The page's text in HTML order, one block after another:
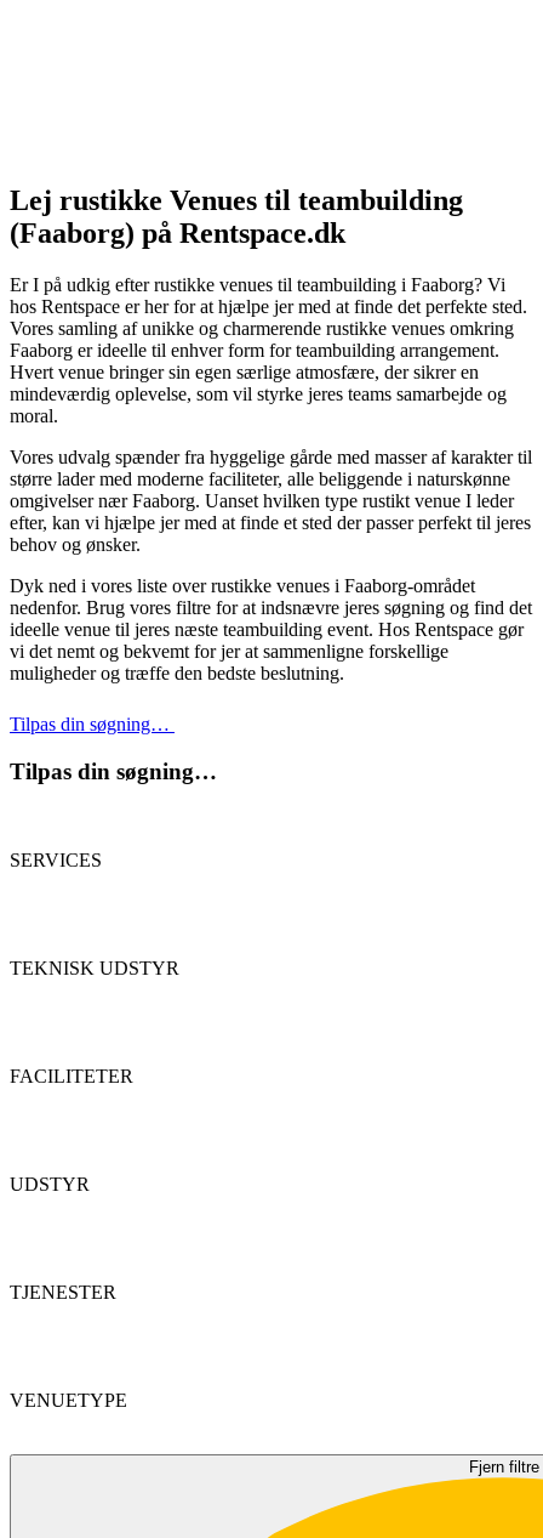
Lej rustikke Venues til teambuilding
(Faaborg) på Rentspace.dk
Er I på udkig efter rustikke venues til teambuilding i Faaborg? Vi
hos Rentspace er her for at hjælpe jer med at finde det perfekte sted.
Vores samling af unikke og charmerende rustikke venues omkring
Faaborg er ideelle til enhver form for teambuilding arrangement.
Hvert venue bringer sin egen særlige atmosfære, der sikrer en
mindeværdig oplevelse, som vil styrke jeres teams samarbejde og
moral.
Vores udvalg spænder fra hyggelige gårde med masser af karakter til
større lader med moderne faciliteter, alle beliggende i naturskønne
omgivelser nær Faaborg. Uanset hvilken type rustikt venue I leder
efter, kan vi hjælpe jer med at finde et sted der passer perfekt til jeres
behov og ønsker.
Dyk ned i vores liste over rustikke venues i Faaborg-området
nedenfor. Brug vores filtre for at indsnævre jeres søgning og find det
ideelle venue til jeres næste teambuilding event. Hos Rentspace gør
vi det nemt og bekvemt for jer at sammenligne forskellige
muligheder og træffe den bedste beslutning.
Tilpas din søgning…
Tilpas din søgning…
SERVICES
TEKNISK UDSTYR
FACILITETER
UDSTYR
TJENESTER
VENUETYPE
Fjern filtre